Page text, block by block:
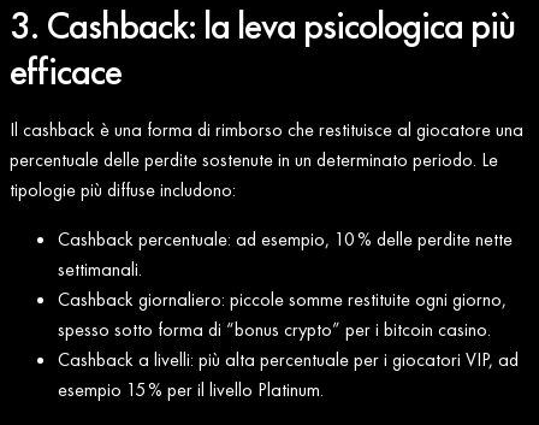
3. Cashback: la leva psicologica più
efficace
Il cashback è una forma di rimborso che restituisce al giocatore una
percentuale delle perdite sostenute in un determinato periodo. Le
tipologie più diffuse includono:
Cashback percentuale: ad esempio, 10 % delle perdite nette
settimanali.
Cashback giornaliero: piccole somme restituite ogni giorno,
spesso sotto forma di “bonus crypto” per i bitcoin casino.
Cashback a livelli: più alta percentuale per i giocatori VIP, ad
esempio 15 % per il livello Platinum.